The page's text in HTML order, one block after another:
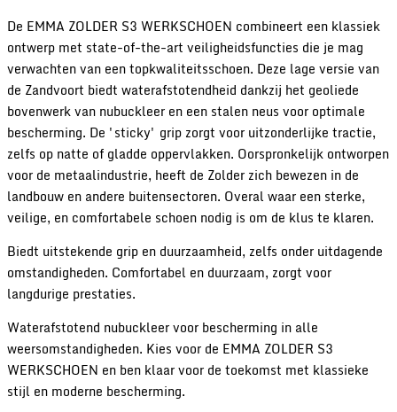
De EMMA ZOLDER S3 WERKSCHOEN combineert een klassiek
ontwerp met state-of-the-art veiligheidsfuncties die je mag
verwachten van een topkwaliteitsschoen. Deze lage versie van
de Zandvoort biedt waterafstotendheid dankzij het geoliede
bovenwerk van nubuckleer en een stalen neus voor optimale
bescherming. De 'sticky' grip zorgt voor uitzonderlijke tractie,
zelfs op natte of gladde oppervlakken. Oorspronkelijk ontworpen
voor de metaalindustrie, heeft de Zolder zich bewezen in de
landbouw en andere buitensectoren. Overal waar een sterke,
veilige, en comfortabele schoen nodig is om de klus te klaren.
Biedt uitstekende grip en duurzaamheid, zelfs onder uitdagende
omstandigheden. Comfortabel en duurzaam, zorgt voor
langdurige prestaties.
Waterafstotend nubuckleer voor bescherming in alle
weersomstandigheden. Kies voor de EMMA ZOLDER S3
WERKSCHOEN en ben klaar voor de toekomst met klassieke
stijl en moderne bescherming.